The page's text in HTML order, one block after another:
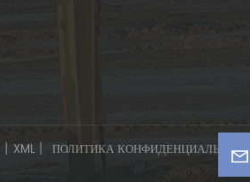
| XML | ПОЛИТИКА КОНФИДЕНЦИАЛЬНОСТИ